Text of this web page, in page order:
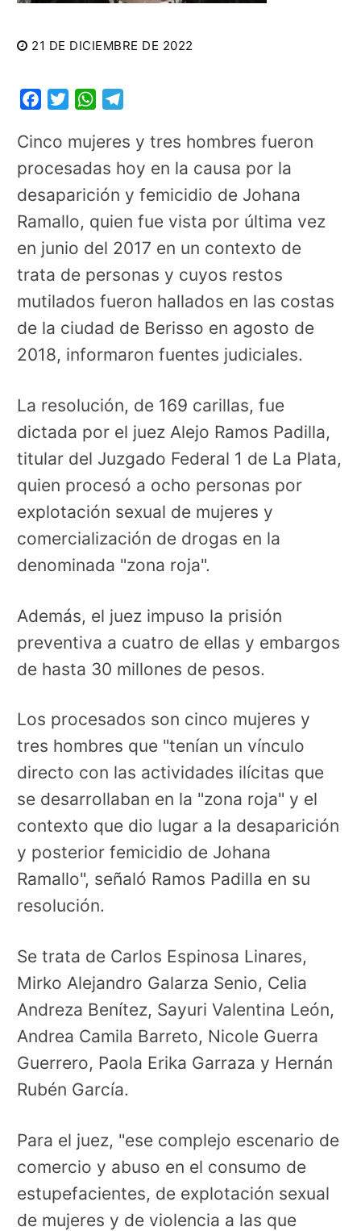
21 DE DICIEMBRE DE 2022
FacebookTwitterWhatsApp
Cinco mujeres y tres hombres fueron
procesadas hoy en la causa por la
desaparición y femicidio de Johana
Ramallo, quien fue vista por última vez
en junio del 2017 en un contexto de
trata de personas y cuyos restos
mutilados fueron hallados en las costas
de la ciudad de Berisso en agosto de
2018, informaron fuentes judiciales.
La resolución, de 169 carillas, fue
dictada por el juez Alejo Ramos Padilla,
titular del Juzgado Federal 1 de La Plata,
quien procesó a ocho personas por
explotación sexual de mujeres y
comercialización de drogas en la
denominada "zona roja".
Además, el juez impuso la prisión
preventiva a cuatro de ellas y embargos
de hasta 30 millones de pesos.
Los procesados son cinco mujeres y
tres hombres que "tenían un vínculo
directo con las actividades ilícitas que
se desarrollaban en la "zona roja" y el
contexto que dio lugar a la desaparición
y posterior femicidio de Johana
Ramallo", señaló Ramos Padilla en su
resolución.
Se trata de Carlos Espinosa Linares,
Mirko Alejandro Galarza Senio, Celia
Andreza Benítez, Sayuri Valentina León,
Andrea Camila Barreto, Nicole Guerra
Guerrero, Paola Erika Garraza y Hernán
Rubén García.
Para el juez, "ese complejo escenario de
comercio y abuso en el consumo de
estupefacientes, de explotación sexual
de mujeres y de violencia a las que